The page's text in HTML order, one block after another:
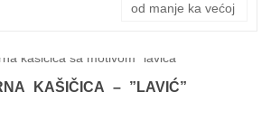
od manje ka većoj
KAŠIČICA – ”LAVIĆ”